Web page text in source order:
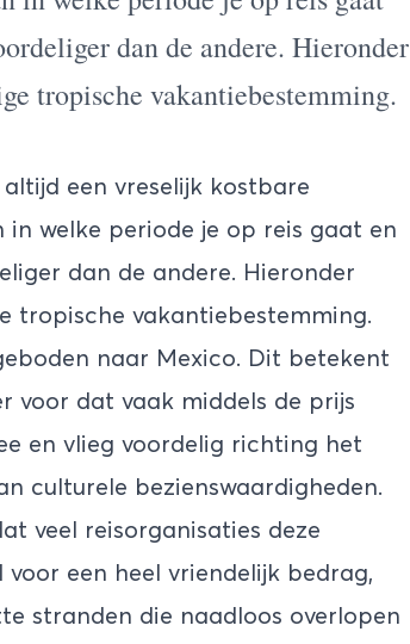
dan de andere. Hieronder
tropische vakantiebestemming.
een vreselijk kostbare
welke periode je op reis gaat en
dan de andere. Hieronder
tropische vakantiebestemming.
naar Mexico. Dit betekent
voor dat vaak middels de prijs
en vlieg voordelig richting het
culturele bezienswaardigheden.
veel reisorganisaties deze
een heel vriendelijk bedrag,
stranden die naadloos overlopen